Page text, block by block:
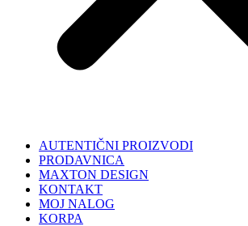
AUTENTIČNI PROIZVODI
PRODAVNICA
MAXTON DESIGN
KONTAKT
MOJ NALOG
KORPA